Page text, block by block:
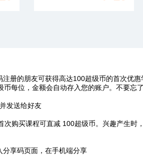
册的朋友可获得高达100超级币的首次优
币每位，金额会自动存入您的账户。不要忘
发送给好友
次购买课程可直减 100超级币。兴趣产生时
享码页面，在手机端分享